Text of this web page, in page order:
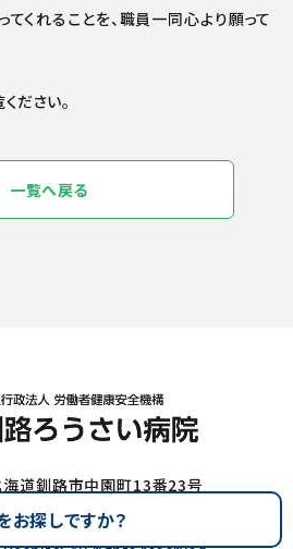
お探しですか？
くれることを、職員一同心より願って
ださい。
一覧へ戻る
道釧路市中園町13番23号
（代） Fax 0154-25-7308（代）